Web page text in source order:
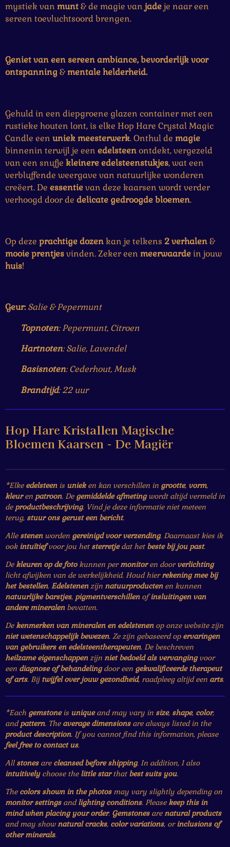
mystiek van munt& de magie van jadeje naar een
sereen toevluchtsoord brengen.
Geniet van een sereen ambiance, bevorderlijk voor
ontspanning &mentale helderheid.
Gehuld in een diepgroene glazen container met een
rustieke houten lont, is elke Hop Hare Crystal Magic
Candle een uniek meesterwerk. Onthul de magie
binnenin terwijl je een edelsteenontdekt, vergezeld
van een snufje kleinere edelsteenstukjes, wat een
verbluffende weergave van natuurlijke wonderen
creëert. De essentievan deze kaarsen wordt verder
verhoogd door de delicate gedroogdebloemen.
Op deze prachtigedozenkan je telkens 2 verhalen&
mooie prentjesvinden. Zeker een meerwaardein jouw
huis!
Geur: Salie & Pepermunt
Topnoten: Pepermunt, Citroen
Hartnoten: Salie, Lavendel
Basisnoten: Cederhout, Musk
Brandtijd: 22 uur
Hop Hare Kristallen Magische
Bloemen Kaarsen - De Magiër
*Elke edelsteenis unieken kan verschillen in grootte, vorm,
kleuren patroon. De gemiddelde afmetingwordt altijd vermeld in
de productbeschrijving. Vind je deze informatie niet meteen
terug, stuur ons gerust een bericht.
Alle stenenworden gereinigd voor verzending. Daarnaast kies ik
ook intuïtiefvoor jou het sterretjedat het beste bij jou past.
Dekleuren op de fotokunnen permonitoren doorverlichting
licht afwijken van de werkelijkheid. Houd hierrekening mee bij
het bestellen. Edelstenenzijn natuurproductenen kunnen
natuurlijke barstjes, pigmentverschillenofinsluitingen van
andere mineralenbevatten.
Dekenmerken van mineralen en edelstenenop onze website zijn
niet wetenschappelijk bewezen. Ze zijn gebaseerd op ervaringen
van gebruikers en edelsteentherapeuten. De beschreven
heilzame eigenschappenzijn niet bedoeld als vervangingvoor
een diagnose of behandelingdoor een gekwalificeerde therapeut
of arts. Bijtwijfel over jouw gezondheid, raadpleeg altijd een arts.
*Each gemstoneis uniqueand may vary in size, shape, color,
andpattern. The average dimensionsare always listed in the
product description. If you cannot find this information, please
feel free to contact us.
Allstonesare cleansed before shipping. In addition, I also
intuitivelychoose the little starthat best suits you.
The colors shown in the photosmay vary slightly depending on
monitor settingsandlighting conditions. Pleasekeep this in
mind when placing your order. Gemstonesarenatural products
and may shownatural cracks, color variations, orinclusions of
other minerals.